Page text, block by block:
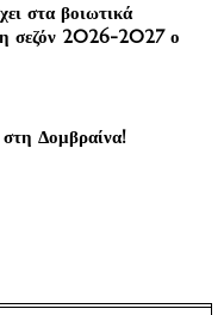
στα βοιωτικά
σεζόν 2026-2027 ο
Δομβραίνα!